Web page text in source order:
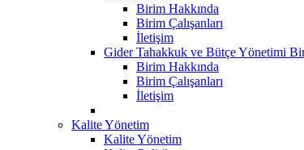
Birim Hakkında
Birim Çalışanları
İletişim
Gider Tahakkuk ve Bütçe Yönetimi
Birim Hakkında
Birim Çalışanları
İletişim
Kalite Yönetim
Kalite Yönetim